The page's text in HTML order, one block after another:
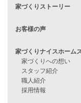
住宅ローン審査に
住宅ローンのよく
月収25万円で家を
Line Up